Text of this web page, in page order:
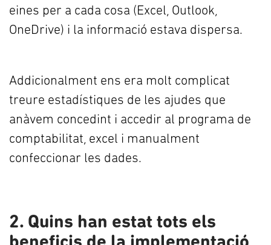
eines per a cada cosa (Excel, Outlook,
OneDrive) i la informació estava dispersa.
Addicionalment ens era molt complicat
treure estadístiques de les ajudes que
anàvem concedint i accedir al programa de
comptabilitat, excel i manualment
confeccionar les dades.
2. Quins han estat tots els